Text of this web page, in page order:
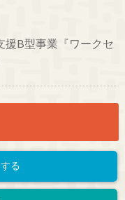
援B型事業『ワークセ
る